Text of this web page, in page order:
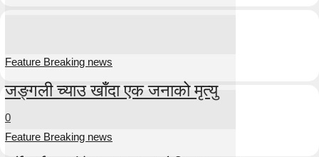
Feature Breaking news
जङ्गली च्याउ खाँदा एक जनाको मृत्यु
0
Feature Breaking news